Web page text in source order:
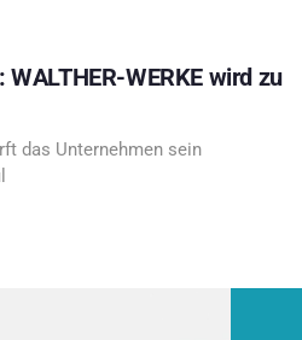
WERKE wird zu
das Unternehmen sein